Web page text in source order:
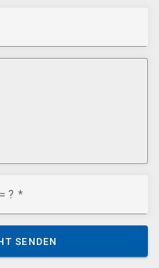
?
SENDEN